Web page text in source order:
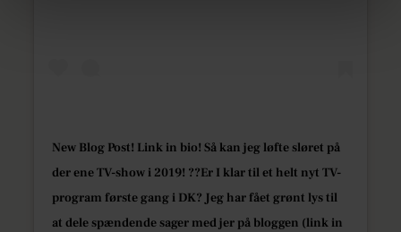
New Blog Post! Link in bio! Så kan jeg løfte sløret på
der ene TV-show i 2019! ??Er I klar til et helt nyt TV-
program første gang i DK? Jeg har fået grønt lys til
at dele spændende sager med jer på bloggen (link in